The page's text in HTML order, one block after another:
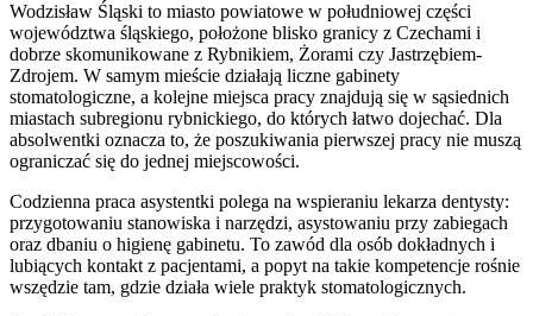
Wodzisław Śląski to miasto powiatowe w południowej części
województwa śląskiego, położone blisko granicy z Czechami i
dobrze skomunikowane z Rybnikiem, Żorami czy Jastrzębiem-
Zdrojem. W samym mieście działają liczne gabinety
stomatologiczne, a kolejne miejsca pracy znajdują się w sąsiednich
miastach subregionu rybnickiego, do których łatwo dojechać. Dla
absolwentki oznacza to, że poszukiwania pierwszej pracy nie muszą
ograniczać się do jednej miejscowości.
Codzienna praca asystentki polega na wspieraniu lekarza dentysty:
przygotowaniu stanowiska i narzędzi, asystowaniu przy zabiegach
oraz dbaniu o higienę gabinetu. To zawód dla osób dokładnych i
lubiących kontakt z pacjentami, a popyt na takie kompetencje rośnie
wszędzie tam, gdzie działa wiele praktyk stomatologicznych.